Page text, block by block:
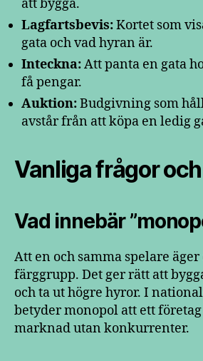
att bygga.
Lagfartsbevis:Kortet som
gata och vad hyran är.
Inteckna:Att panta en gata
få pengar.
Auktion:Budgivning som
avstår från att köpa en ledig
Vanliga frågor
Vad innebär
Att en och samma spelare
färggrupp. Det ger rätt att
och ta ut högre hyror. I
betyder monopol att ett
marknad utan konkurrenter.